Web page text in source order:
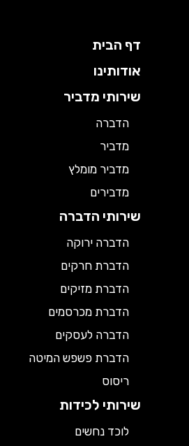
דף הבית
אודותינו
שירותי מדביר
הדברה
מדביר
מדביר מומלץ
מדבירים
שירותי הדברה
הדברה ירוקה
הדברת חרקים
הדברת מזיקים
הדברת מכרסמים
הדברה לעסקים
הדברת פשפש המיטה
ריסוס
שירותי לכידות
לוכד נחשים